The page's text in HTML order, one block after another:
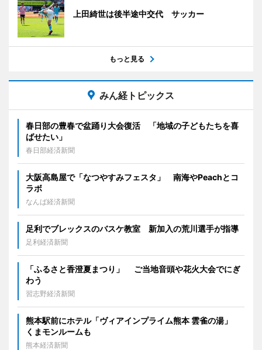
上田綺世は後半途中交代 サッカー
もっと見る
みん経トピックス
春日部の豊春で盆踊り大会復活 「地域の子どもたちを喜
ばせたい」
春日部経済新聞
大阪高島屋で「なつやすみフェスタ」 南海やPeachとコ
ラボ
なんば経済新聞
足利でブレックスのバスケ教室 新加入の荒川選手が指導
足利経済新聞
「ふるさと香澄夏まつり」 ご当地音頭や花火大会でにぎ
わう
習志野経済新聞
熊本駅前にホテル「ヴィアインプライム熊本 雲雀の湯」
くまモンルームも
熊本経済新聞